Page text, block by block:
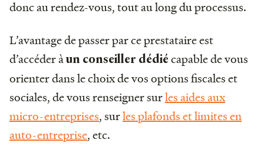
donc au rendez-vous, tout au long du processus.
L’avantage de passer par ce prestataire est
d’accéder àun conseiller dédiécapable de vous
orienter dans le choix de vos options fiscales et
sociales, de vous renseigner surles aides aux
micro-entreprises, surles plafonds et limites en
auto-entreprise, etc.